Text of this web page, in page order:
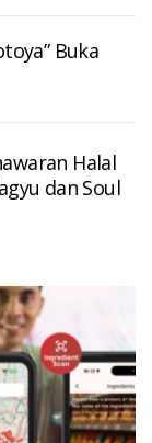
Buka
Halal
dan Soul